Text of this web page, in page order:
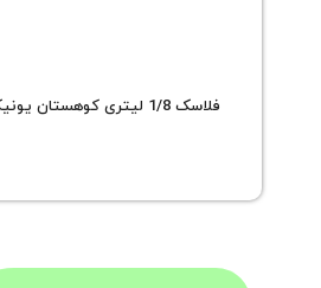
فلاسک 1/8 لیتری کوهستان یونیک مدل 1828